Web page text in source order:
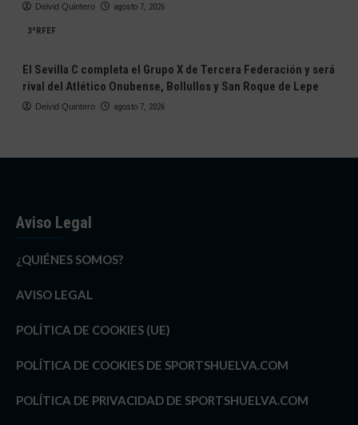
Deivid Quintero agosto 7, 2026
3ªRFEF
El Sevilla C completa el Grupo X de Tercera Federación y será
rival del Atlético Onubense, Bollullos y San Roque de Lepe
Deivid Quintero agosto 7, 2026
Aviso Legal
¿QUIÉNES SOMOS?
AVISO LEGAL
POLÍTICA DE COOKIES (UE)
POLÍTICA DE COOKIES DE SPORTSHUELVA.COM
POLÍTICA DE PRIVACIDAD DE SPORTSHUELVA.COM